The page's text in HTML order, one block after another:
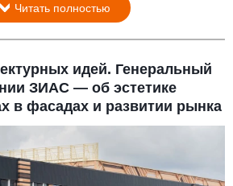
Читать полностью
идей. Генеральный
ЗИАС — об эстетике
в фасадах и развитии рынка